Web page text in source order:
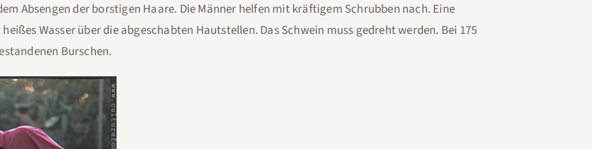
Absengen der borstigen Haare. Die Männer helfen mit kräftigem Schrubben nach. Eine
Wasser über die abgeschabten Hautstellen. Das Schwein muss gedreht werden. Bei 175
Burschen.